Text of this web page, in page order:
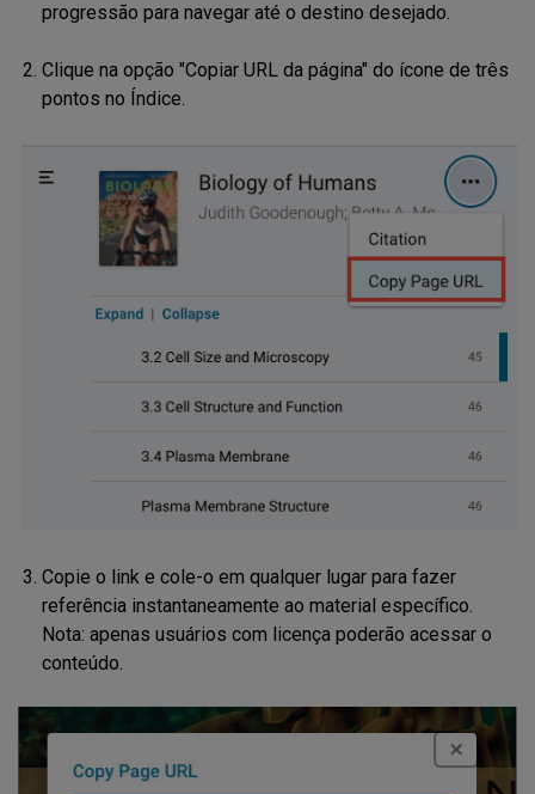
progressão para navegar até o destino desejado.
Clique na opção "Copiar URL da página" do ícone de três
pontos no Índice.
Copie o link e cole-o em qualquer lugar para fazer
referência instantaneamente ao material específico.
Nota: apenas usuários com licença poderão acessar o
conteúdo.